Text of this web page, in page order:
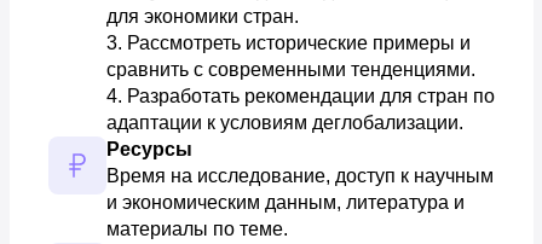
для экономики стран.
3. Рассмотреть исторические примеры и
сравнить с современными тенденциями.
4. Разработать рекомендации для стран по
адаптации к условиям деглобализации.
Ресурсы
Время на исследование, доступ к научным
и экономическим данным, литература и
материалы по теме.